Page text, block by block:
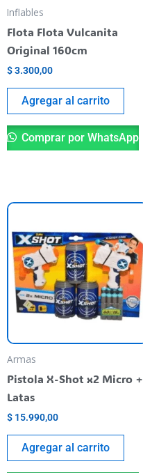
Inflables
Flota Flota Vulcanita
Original 160cm
$3.300,00
Agregar al carrito
Comprar por WhatsApp
Armas
Pistola X-Shot x2 Micro +
Latas
$ 15.990,00
Agregar al carrito